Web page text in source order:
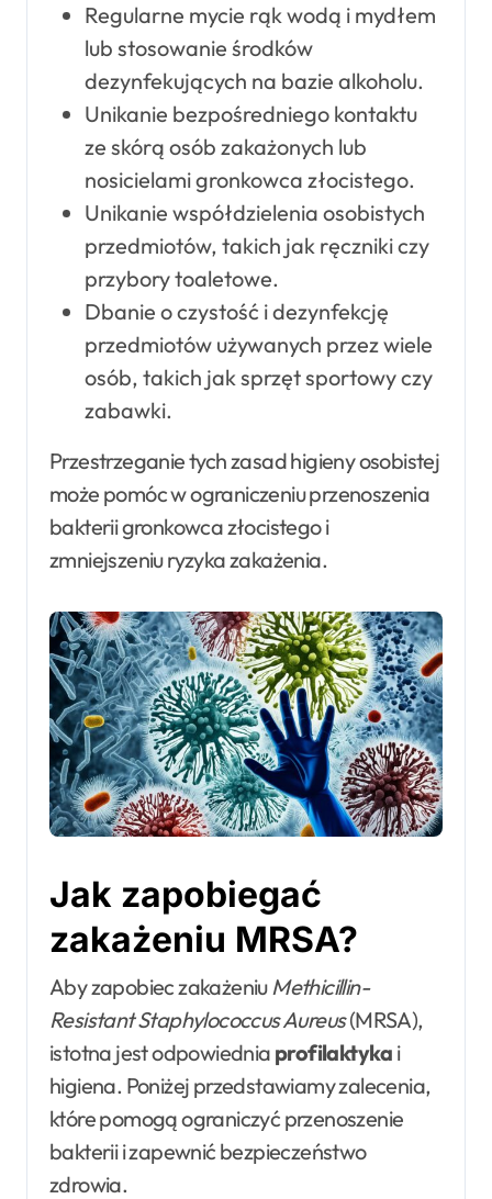
Regularne mycie rąk wodą i mydłem
lub stosowanie środków
dezynfekujących na bazie alkoholu.
Unikanie bezpośredniego kontaktu
ze skórą osób zakażonych lub
nosicielami gronkowca złocistego.
Unikanie współdzielenia osobistych
przedmiotów, takich jak ręczniki czy
przybory toaletowe.
Dbanie o czystość i dezynfekcję
przedmiotów używanych przez wiele
osób, takich jak sprzęt sportowy czy
zabawki.
Przestrzeganie tych zasad higieny osobistej
może pomóc w ograniczeniu przenoszenia
bakterii gronkowca złocistego i
zmniejszeniu ryzyka zakażenia.
Jak zapobiegać
zakażeniu MRSA?
Aby zapobiec zakażeniu Methicillin-
Resistant Staphylococcus Aureus(MRSA),
istotna jest odpowiednia profilaktyka i
higiena. Poniżej przedstawiamy zalecenia,
które pomogą ograniczyć przenoszenie
bakterii i zapewnić bezpieczeństwo
zdrowia.